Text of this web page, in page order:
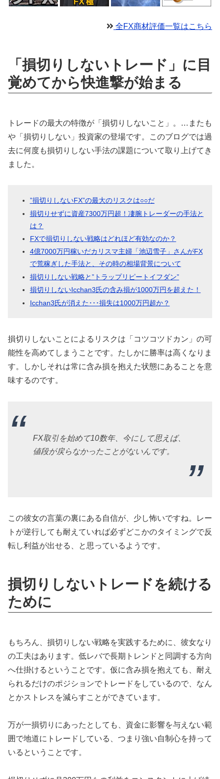
全FX商材評価一覧はこちら
「損切りしないトレード」に目
覚めてから快進撃が始まる
トレードの最大の特徴が「損切りしないこと」。…またも
や「損切りしない」投資家の登場です。このブログでは過
去に何度も損切りしない手法の課題について取り上げてき
ました。
”損切りしないFX”の最大のリスクは○○だ
損切りせずに資産7300万円超！凄腕トレーダーの手法と
は？
FXで損切りしない戦略はどれほど有効なのか？
4億7000万円稼いだカリスマ主婦「池辺雪子」さんがFX
で荒稼ぎした手法と、その時の相場背景について
損切りしない戦略と”トラップリピートイフダン”
損切りしないIcchan3氏の含み損が1000万円を超えた！
Icchan3氏が消えた･･･損失は1000万円超か？
損切りしないことによるリスクは「コツコツドカン」の可
能性を高めてしまうことです。たしかに勝率は高くなりま
す。しかしそれは常に含み損を抱えた状態にあることを意
味するのです。
FX取引を始めて10数年、今にして思えば、
値段が戻らなかったことがないんです。
この彼女の言葉の裏にある自信が、少し怖いですね。レー
トが逆行しても耐えていれば必ずどこかのタイミングで反
転し利益が出せる、と思っているようです。
損切りしないトレードを続ける
ために
もちろん、損切りしない戦略を実践するために、彼女なり
の工夫はあります。低レバで長期トレンドと同調する方向
へ仕掛けるということです。仮に含み損を抱えても、耐え
られるだけのポジションでトレードをしているので、なん
とかストレスを減らすことができています。
万が一損切りにあったとしても、資金に影響を与えない範
囲で地道にトレードしている、つまり強い自制心を持って
いるということです。